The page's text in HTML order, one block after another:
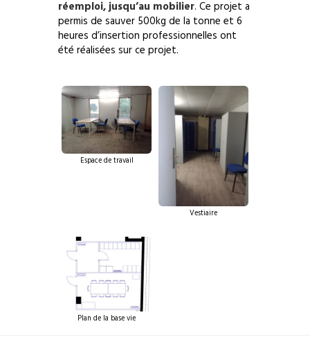
réemploi, jusqu’au mobilier. Ce projet a
permis de sauver 500kg de la tonne et 6
heures d’insertion professionnelles ont
été réalisées sur ce projet.
Espace de travail
Vestiaire
Plan de la base vie